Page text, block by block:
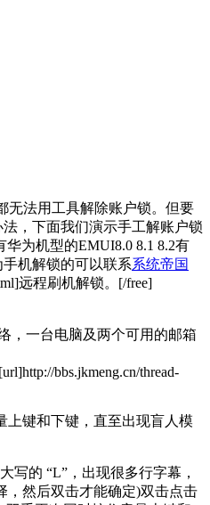
无法用工具解除账户锁。但要
，下面我们演示手工解账户锁
为机型的EMUI8.0 8.1 8.2有
机解锁的可以联系系统帝国
远程刷机解锁。[/free]
，一台电脑及两个可用的邮箱
bbs.jkmeng.cn/thread-
上键和下键，直至出现盲人模
写的 “L”，出现很多行字幕，
，然后双击才能确定)双击点击